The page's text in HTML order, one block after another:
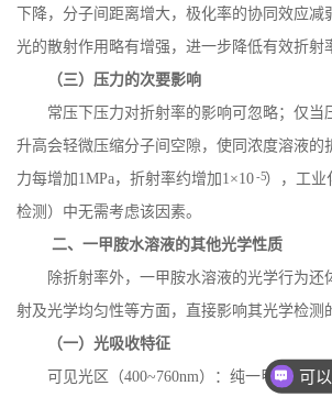
下降，分子间距离增大，极化率的协同效应
光的散射作用略有增强，进一步降低有效折射
（三）压力的次要影响
常压下压力对折射率的影响可忽略；仅当
升高会轻微压缩分子间空隙，使同浓度溶液的
力每增加 1MPa，折射率约增加 1×10-5），工业
检测）中无需考虑该因素。
二、一甲胺水溶液的其他光学性质
除折射率外，一甲胺水溶液的光学行为还
射及光学均匀性等方面，直接影响其光学检测
（一）光吸收特征
可见光区（400~760nm）：纯一甲胺水溶